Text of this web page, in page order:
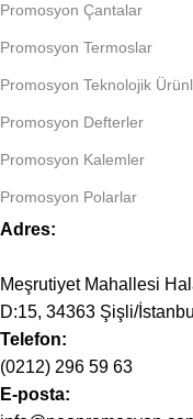
Promosyon Çantalar
Promosyon Termoslar
Promosyon Teknolojik
Promosyon Defterler
Promosyon Kalemler
Promosyon Polarlar
Adres:
Meşrutiyet Mahallesi
D:15, 34363 Şişli/İstanbul
Telefon:
(0212) 296 59 63
E-posta: